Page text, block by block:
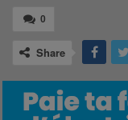
0
Share